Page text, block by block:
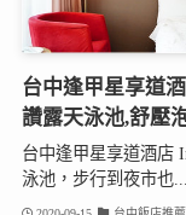
台中逢甲星享道
讚露天泳池,舒壓
台中逢甲星享道酒店
泳池，步行到夜市也...